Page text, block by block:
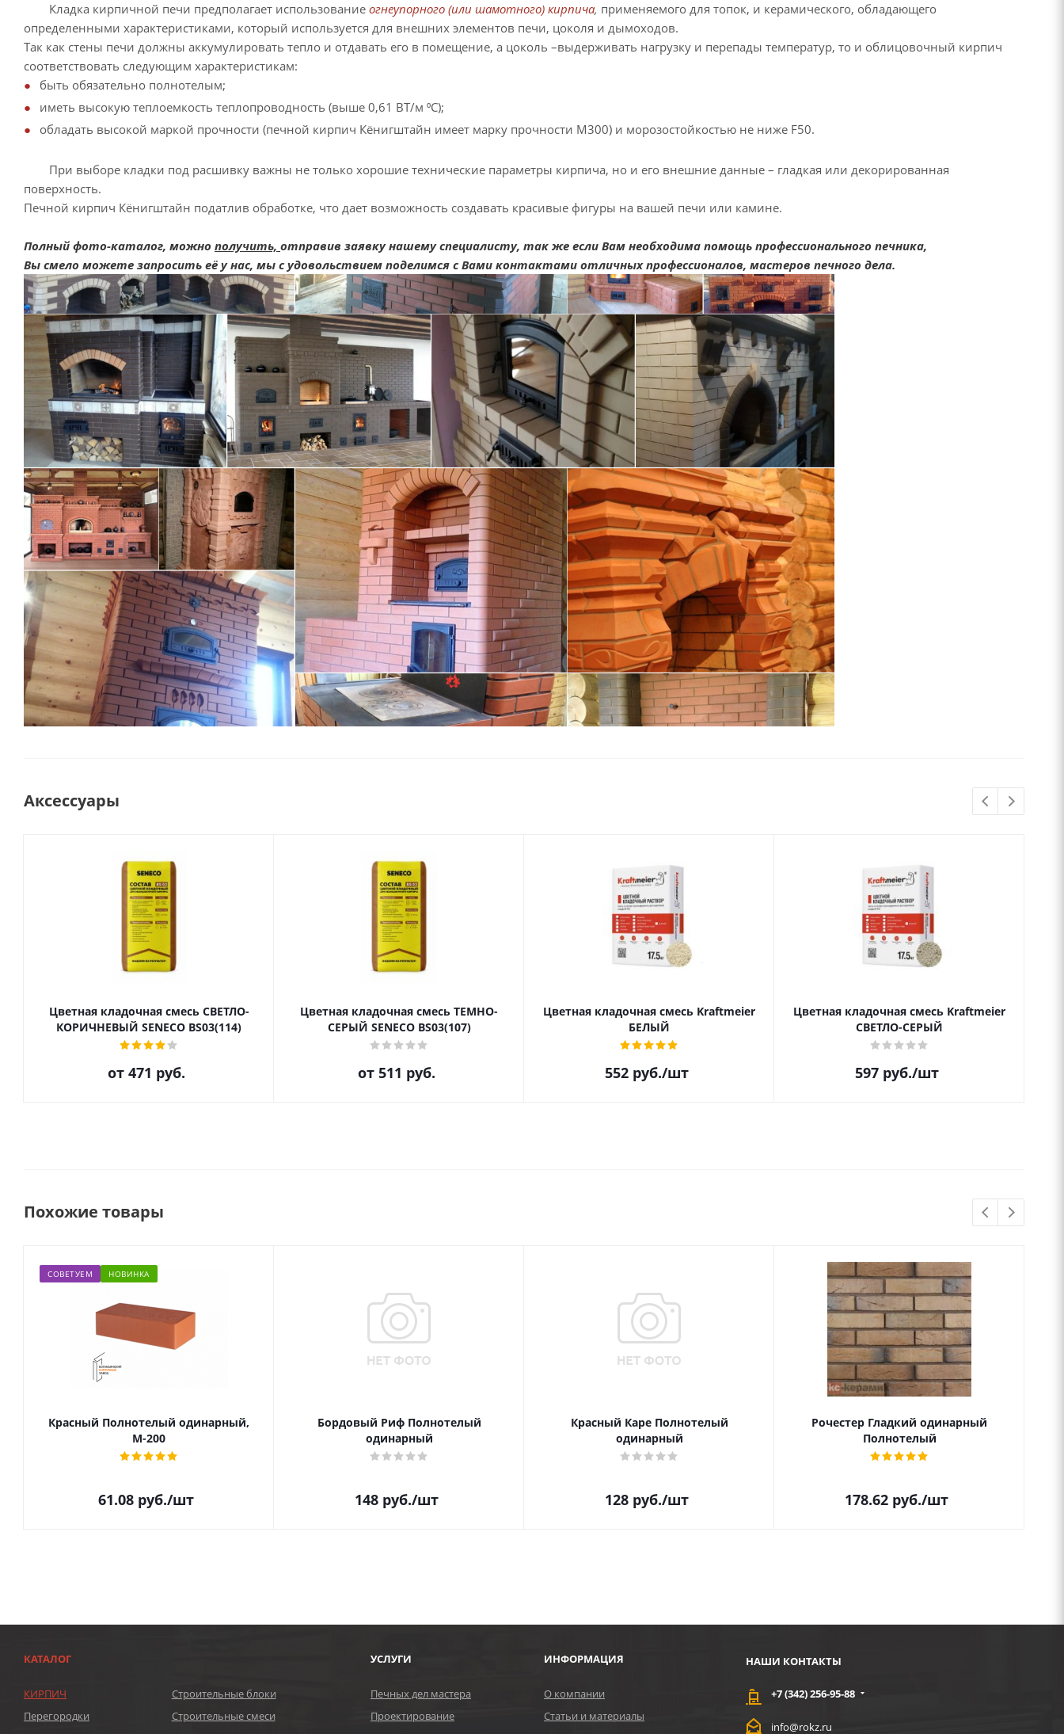
Кладка кирпичной печи предполагает использование огнеупорного (или шамотного) кирпича, применяемого для топок, и керамического, обладающего
определенными характеристиками, который используется для внешних элементов печи, цоколя и дымоходов.
Так как стены печи должны аккумулировать тепло и отдавать его в помещение, а цоколь –выдерживать нагрузку и перепады температур, то и облицовочный кирпич
соответствовать следующим характеристикам:
быть обязательно полнотелым;
иметь высокую теплоемкость теплопроводность (выше 0,61 ВТ/м ⁰С);
обладать высокой маркой прочности (печной кирпич Кёнигштайн имеет марку прочности М300) и морозостойкостью не ниже F50.
При выборе кладки под расшивку важны не только хорошие технические параметры кирпича, но и его внешние данные – гладкая или декорированная
поверхность.
Печной кирпич Кёнигштайн податлив обработке, что дает возможность создавать красивые фигуры на вашей печи или камине.
Полный фото-каталог, можно получить, отправив заявку нашему специалисту, так же если Вам необходима помощь профессионального печника,
Вы смело можете запросить её у нас, мы с удовольствием поделимся с Вами контактами отличных профессионалов, мастеров печного дела.
Аксессуары
Цветная кладочная смесь СВЕТЛО-
КОРИЧНЕВЫЙ SENECO BS03(114)
от 471 руб.
Цветная кладочная смесь ТЕМНО-
СЕРЫЙ SENECO BS03(107)
от 511 руб.
Цветная кладочная смесь Kraftmeier
БЕЛЫЙ
552руб./шт
Цветная кладочная смесь Kraftmeier
СВЕТЛО-СЕРЫЙ
597руб./шт
Похожие товары
СОВЕТУЕМ НОВИНКА
Красный Полнотелый одинарный,
М-200
61.08 руб./шт
Бордовый Риф Полнотелый
одинарный
148руб./шт
Красный Каре Полнотелый
одинарный
128руб./шт
Рочестер Гладкий одинарный
Полнотелый
178.62 руб./шт
КАТАЛОГ
КИРПИЧ
Строительные блоки
Перегородки
Строительные смеси
УСЛУГИ
Печных дел мастера
Проектирование
ИНФОРМАЦИЯ
О компании
Статьи и материалы
НАШИ КОНТАКТЫ
+7 (342) 256-95-88
info@rokz.ru